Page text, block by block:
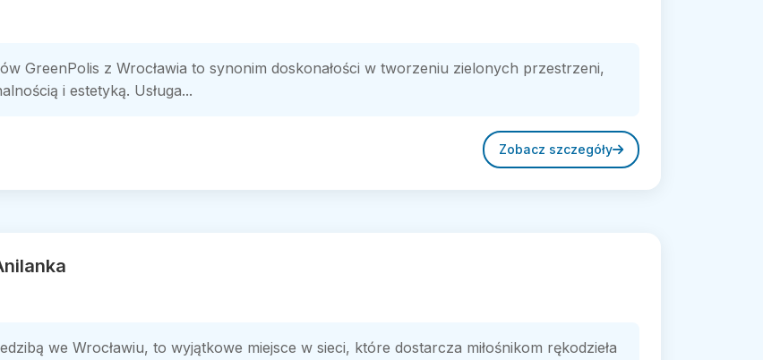
GreenPolis z Wrocławia to synonim doskonałości w tworzeniu zielonych przestrzeni,
i estetyką. Usługa...
Zobacz szczegóły
we Wrocławiu, to wyjątkowe miejsce w sieci, które dostarcza miłośnikom rękodzieła